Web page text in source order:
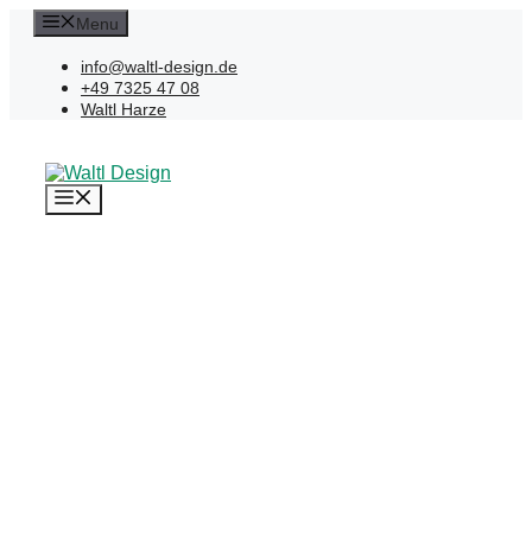
Zum
Inhalt
springen
Menu
info@waltl-design.de
+49 7325 47 08
Waltl Harze